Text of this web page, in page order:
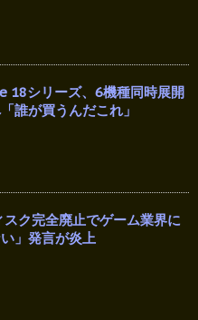
18シリーズ、6機種同時展開
誰が買うんだこれ」
スク完全廃止でゲーム業界に
」発言が炎上